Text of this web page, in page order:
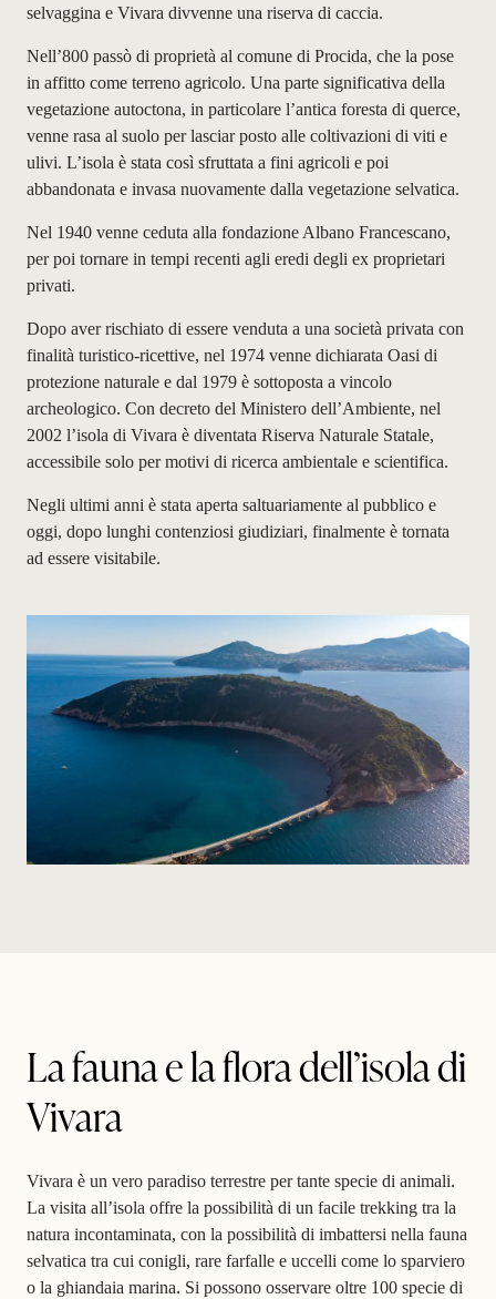
selvaggina e Vivara divvenne una riserva di caccia.
Nell’800 passò di proprietà al comune di Procida, che la pose
in affitto come terreno agricolo. Una parte significativa della
vegetazione autoctona, in particolare l’antica foresta di querce,
venne rasa al suolo per lasciar posto alle coltivazioni di viti e
ulivi. L’isola è stata così sfruttata a fini agricoli e poi
abbandonata e invasa nuovamente dalla vegetazione selvatica.
Nel 1940 venne ceduta alla fondazione Albano Francescano,
per poi tornare in tempi recenti agli eredi degli ex proprietari
privati.
Dopo aver rischiato di essere venduta a una società privata con
finalità turistico-ricettive, nel 1974 venne dichiarata Oasi di
protezione naturale e dal 1979 è sottoposta a vincolo
archeologico. Con decreto del Ministero dell’Ambiente, nel
2002 l’isola di Vivara è diventata Riserva Naturale Statale,
accessibile solo per motivi di ricerca ambientale e scientifica.
Negli ultimi anni è stata aperta saltuariamente al pubblico e
oggi, dopo lunghi contenziosi giudiziari, finalmente è tornata
ad essere visitabile.
La fauna e la flora dell’isola di
Vivara
Vivara è un vero paradiso terrestre per tante specie di animali.
La visita all’isola offre la possibilità di un facile trekking tra la
natura incontaminata, con la possibilità di imbattersi nella fauna
selvatica tra cui conigli, rare farfalle e uccelli come lo sparviero
o la ghiandaia marina. Si possono osservare oltre 100 specie di